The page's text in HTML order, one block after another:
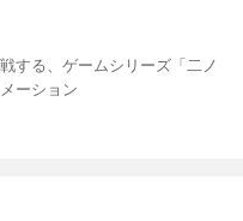
する、ゲームシリーズ「二ノ
ーション